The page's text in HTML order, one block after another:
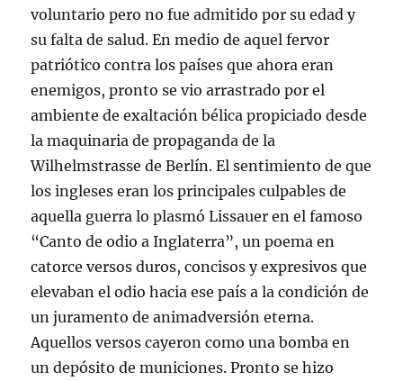
voluntario pero no fue admitido por su edad y
su falta de salud. En medio de aquel fervor
patriótico contra los países que ahora eran
enemigos, pronto se vio arrastrado por el
ambiente de exaltación bélica propiciado desde
la maquinaria de propaganda de la
Wilhelmstrasse de Berlín. El sentimiento de que
los ingleses eran los principales culpables de
aquella guerra lo plasmó Lissauer en el famoso
“Canto de odio a Inglaterra”, un poema en
catorce versos duros, concisos y expresivos que
elevaban el odio hacia ese país a la condición de
un juramento de animadversión eterna.
Aquellos versos cayeron como una bomba en
un depósito de municiones. Pronto se hizo